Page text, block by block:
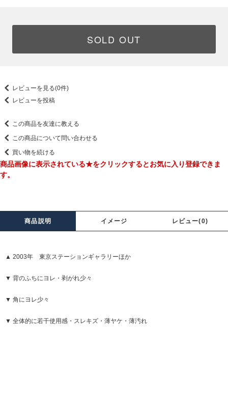
SOLD OUT
レビューを見る(0件)
レビューを投稿
この商品を友達に教える
この商品について問い合わせる
買い物を続ける
商品画像に表示されている★をクリックするとお気に入り登録できま
す。
商品説明 イメージ レビュー(0)
▲ 2003年 東京ステーションギャラリーほか
▼ 背のふちにヨレ・剥がれ少々
▼ 角にヨレ少々
▼ 全体的に若干使用感・スレキズ・薄ヤケ・薄汚れ